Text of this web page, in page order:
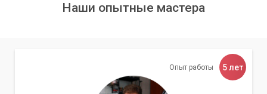
Наши опытные мастера
Опыт работы 5 лет